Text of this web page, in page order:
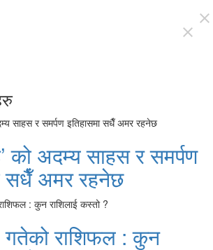
close
close
को अदम्य साहस र समर्पण
सधैँ अमर रहनेछ
राशिफल : कुन